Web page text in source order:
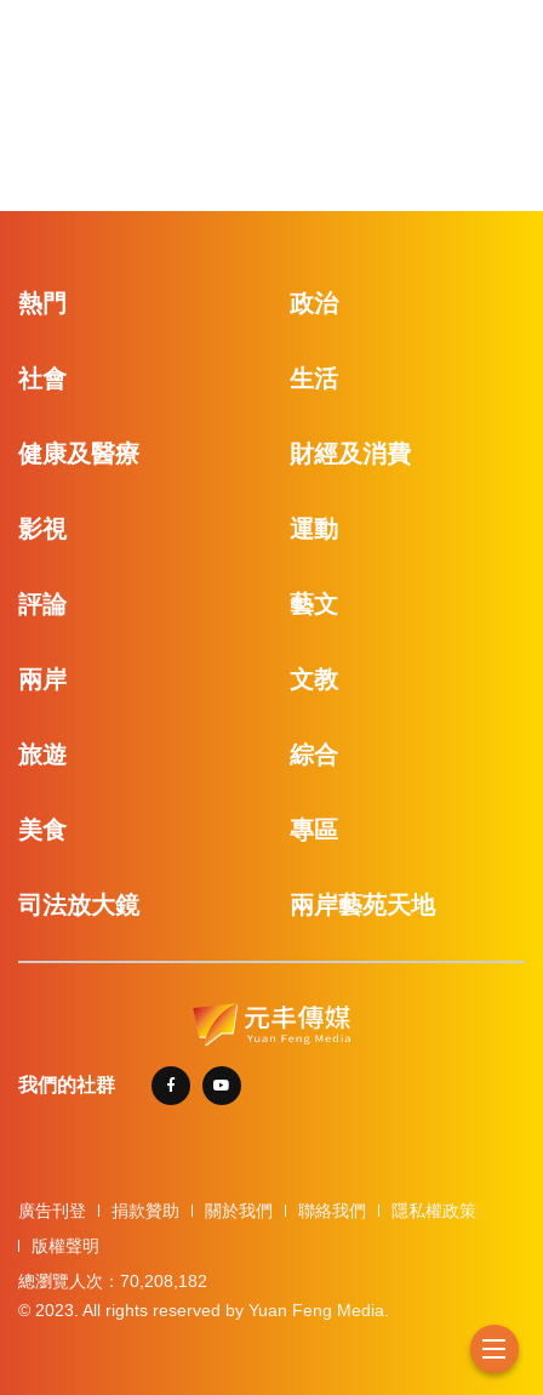
熱門 政治
社會 生活
健康及醫療 財經及消費
影視 運動
評論 藝文
兩岸 文教
旅遊 綜合
美食 專區
司法放大鏡 兩岸藝苑天地
我們的社群
廣告刊登 捐款贊助 關於我們 聯絡我們
隱私權政策
版權聲明
總瀏覽人次：70,208,182
© 2023. All rights reserved by Yuan Feng Media.